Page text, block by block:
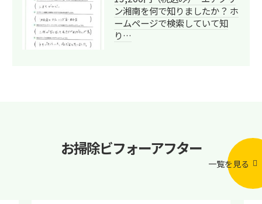
ン湘南を何で知りましたか？ ホ
ームページで検索していて知
り…
お掃除ビフォーアフター
一覧を見る